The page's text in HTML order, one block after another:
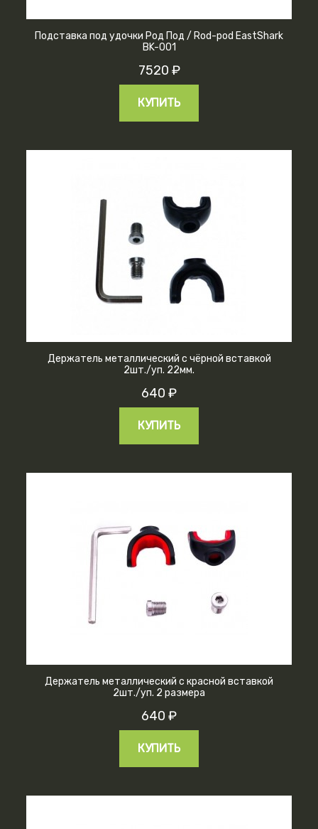
Подставка под удочки Род Под / Rod-pod EastShark
BK-001
7520 ₽
КУПИТЬ
Держатель металлический с чёрной вставкой
2шт./уп. 22мм.
640 ₽
КУПИТЬ
Держатель металлический с красной вставкой
2шт./уп. 2 размера
640 ₽
КУПИТЬ